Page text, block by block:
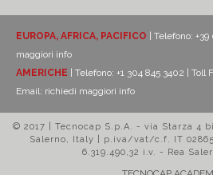
EUROPA, AFRICA, PACIFICO | Telefono:
maggiori info
AMERICHE | Telefono: +1 304 845 3402 | Toll
Email: richiedi maggiori info
© 2017 | Tecnocap S.p.A. - via Starza 4
Salerno, Italy | p.iva/vat/c.f. IT
6.319.490,32 i.v. - Rea